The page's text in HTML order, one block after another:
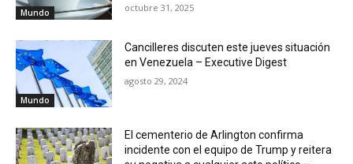
Mundo octubre 31, 2025
Mundo
Cancilleres discuten este jueves situación
en Venezuela – Executive Digest
agosto 29, 2024
El cementerio de Arlington confirma
incidente con el equipo de Trump y reitera